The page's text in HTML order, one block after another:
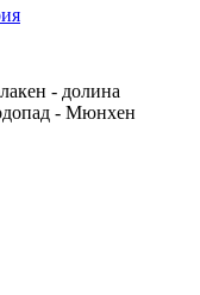
- долина
- Мюнхен